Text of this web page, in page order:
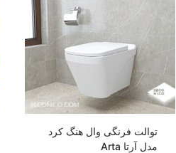
توالت فرنگی وال هنگ کرد
مدل آرتا Arta